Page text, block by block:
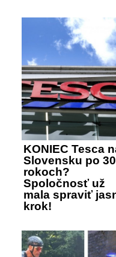
KONIEC Tesca
Slovensku po 30
rokoch?
Spoločnosť už
mala spraviť
krok!